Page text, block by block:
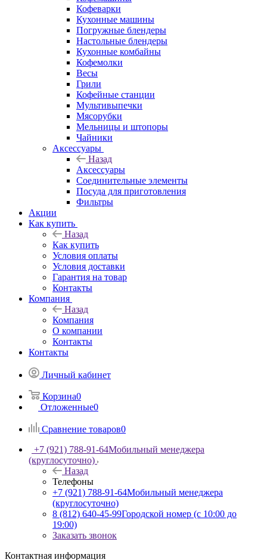
Кофеварки
Кухонные машины
Погружные блендеры
Настольные блендеры
Кухонные комбайны
Кофемолки
Весы
Грили
Кофейные станции
Мультивыпечки
Мясорубки
Мельницы и штопоры
Чайники
Аксессуары
Назад
Аксессуары
Соединительные элементы
Посуда для приготовления
Фильтры
Акции
Как купить
Назад
Как купить
Условия оплаты
Условия доставки
Гарантия на товар
Контакты
Компания
Назад
Компания
О компании
Контакты
Контакты
Личный кабинет
Корзина0
Отложенные0
Сравнение товаров0
+7 (921) 788-91-64Мобильный менеджера
(круглосуточно)
Назад
Телефоны
+7 (921) 788-91-64Мобильный менеджера
(круглосуточно)
8 (812) 640-45-99Городской номер (с 10:00 до
19:00)
Заказать звонок
Контактная информация